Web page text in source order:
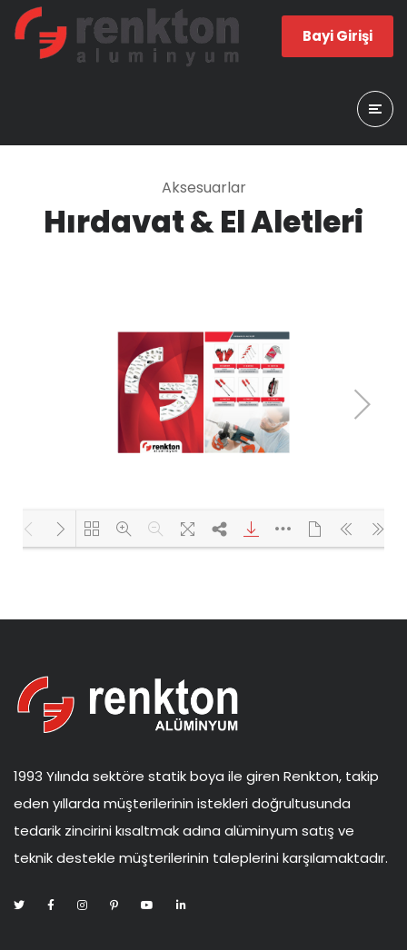
Bayi Girişi
Aksesuarlar
Hırdavat & El Aletleri
1993 Yılında sektöre statik boya ile giren Renkton, takip
eden yıllarda müşterilerinin istekleri doğrultusunda
tedarik zincirini kısaltmak adına alüminyum satış ve
teknik destekle müşterilerinin taleplerini karşılamaktadır.